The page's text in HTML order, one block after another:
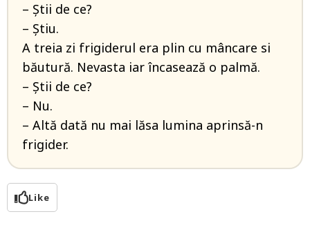
– Știi de ce?
– Știu.
A treia zi frigiderul era plin cu mâncare si
băutură. Nevasta iar încasează o palmă.
– Știi de ce?
– Nu.
– Altă dată nu mai lăsa lumina aprinsă-n
frigider.
Like